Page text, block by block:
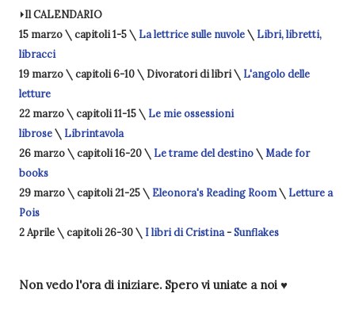
⏵Il CALENDARIO
15 marzo \ capitoli 1-5 \ La lettrice sulle nuvole\ Libri, libretti,
libracci
19 marzo \ capitoli 6-10 \ Divoratori di libri \ L'angolo delle
letture
22 marzo \ capitoli 11-15 \ Le mie ossessioni
librose\ Librintavola
26 marzo \ capitoli 16-20 \ Le trame del destino\ Made for
books
29 marzo \ capitoli 21-25 \ Eleonora's Reading Room\ Letture a
Pois
2 Aprile \ capitoli 26-30 \ I libri di Cristina-Sunflakes
Non vedo l'ora di iniziare. Spero vi uniate a noi ♥️